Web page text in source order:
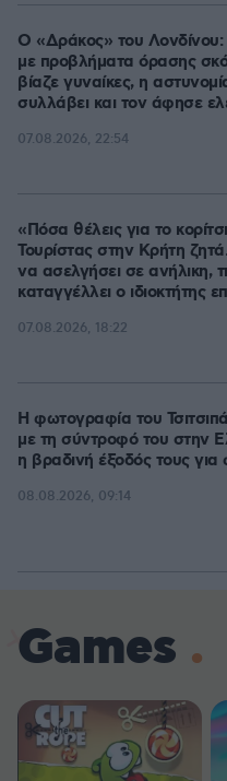
Ο «Δράκος» του
με προβλήματα όρασης
βίαζε γυναίκες, η
συλλάβει και τον άφησε
07.08.2026, 22:54
«Πόσα θέλεις για το
Τουρίστας στην Κρήτη
να ασελγήσει σε ανήλικη, τι
καταγγέλλει ο ιδιοκτήτης
07.08.2026, 18:22
Η φωτογραφία του
με τη σύντροφό του στην
η βραδινή έξοδός τους
08.08.2026, 09:14
Games